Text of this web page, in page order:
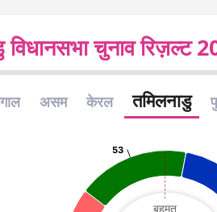
विधानसभा चुनाव रिज़ल्ट